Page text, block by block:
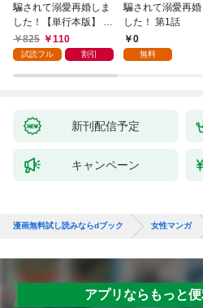
騙されて溺愛再婚しま
した！【単行本版】 1
巻825 110
試読フル 割引
騙されて溺愛再婚
した！ 第1話
0
無料
新刊配信予定
キャンペーン
漫画無料試し読みならdブック 女性マンガ
アプリならもっと便